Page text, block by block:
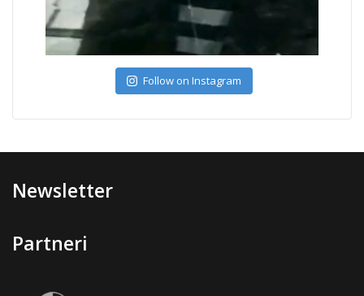
Follow on Instagram
Newsletter
Partneri